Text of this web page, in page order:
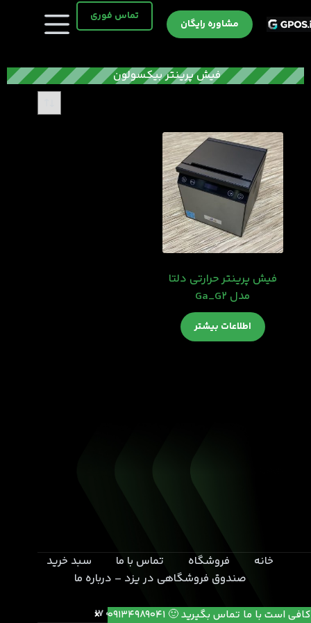
کافی است با ما تماس بگیرید 🙂 09134989041
به
مشاوره رایگان
تماس فوری
فیش پرینتر بیکسولون
فیش پرینتر حرارتی دلتا
مدل Ga_G۲
اطلاعات بیشتر
خانه فروشگاه تماس با ما
سبد خرید
صندوق فروشگاهی در یزد – درباره ما
یزد- بلوار خامنه ای- انتهای کوچه 17